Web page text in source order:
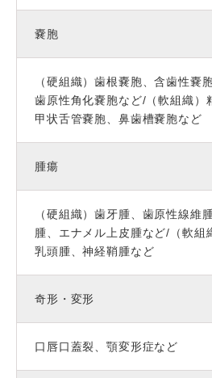
嚢胞
（硬組織）歯根嚢胞、含歯性嚢
歯原性角化嚢胞など/（軟組織）
甲状舌管嚢胞、鼻歯槽嚢胞など
腫瘍
（硬組織）歯牙腫、歯原性線維
腫、エナメル上皮腫など/（軟組
乳頭腫、神経鞘腫など
奇形・変形
口唇口蓋裂、顎変形症など